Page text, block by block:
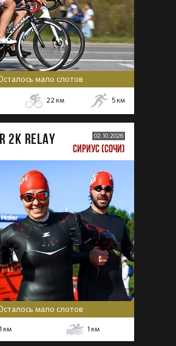
мало слотов
22 км 5 км
2K RELAY 02.10.2026
СИРИУС (СОЧИ)
мало слотов
1 км 1 км